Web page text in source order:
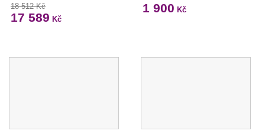
18 512 Kč
17 589 Kč
1 900 Kč